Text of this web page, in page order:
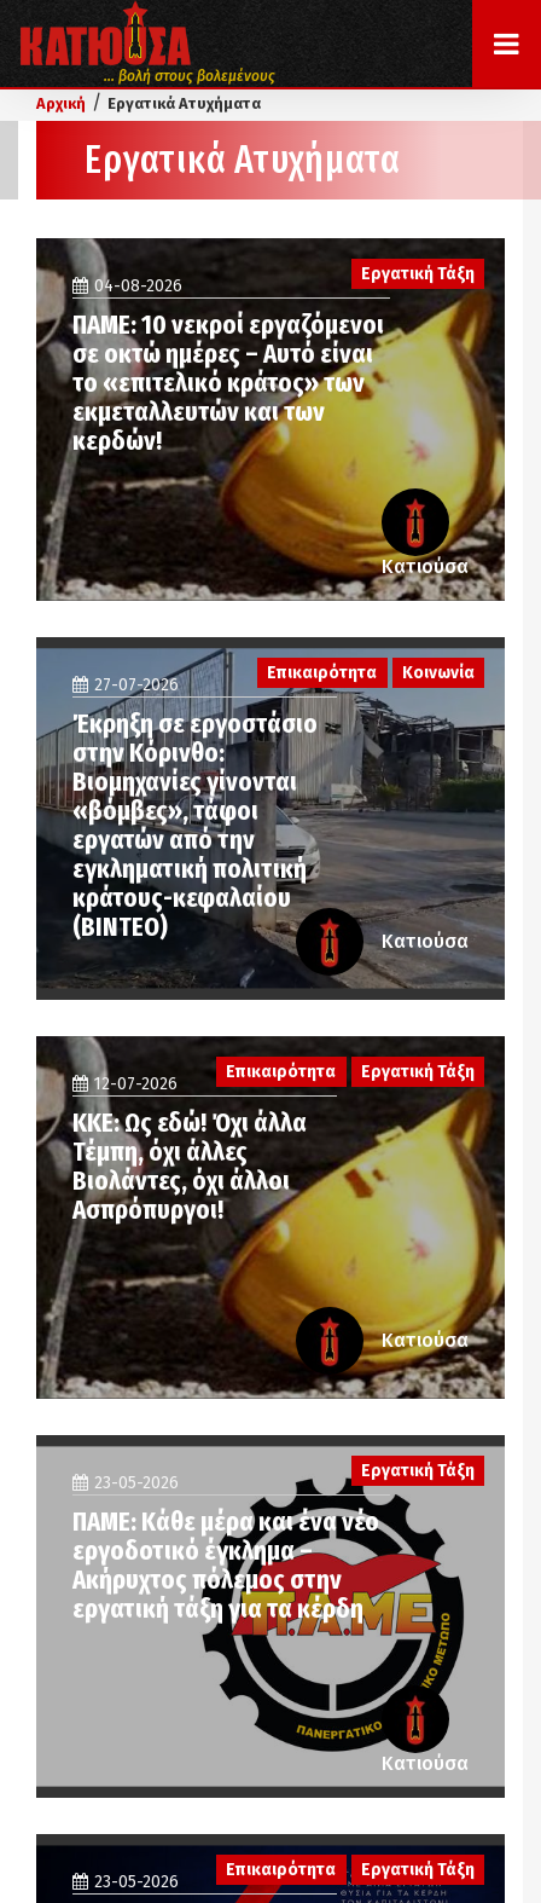
... βολή στους βολεμένους
Αρχική / Εργατικά Ατυχήματα
Εργατικά Ατυχήματα
Εργατική Τάξη
04-08-2026
ΠΑΜΕ: 10 νεκροί εργαζόμενοι
σε οκτώ ημέρες – Αυτό είναι
το «επιτελικό κράτος» των
εκμεταλλευτών και των
κερδών!
Κατιούσα
27-07-2026
Έκρηξη σε εργοστάσιο
στην Κόρινθο:
Βιομηχανίες γίνονται
«βόμβες», τάφοι
εργατών από την
εγκληματική πολιτική
κράτους-κεφαλαίου
(ΒΙΝΤΕΟ)
Επικαιρότητα Κοινωνία
Κατιούσα
12-07-2026
ΚΚΕ: Ως εδώ! Όχι άλλα
Τέμπη, όχι άλλες
Βιολάντες, όχι άλλοι
Ασπρόπυργοι!
Επικαιρότητα Εργατική Τάξη
Κατιούσα
Εργατική Τάξη
23-05-2026
ΠΑΜΕ: Κάθε μέρα και ένα νέο
εργοδοτικό έγκλημα –
Ακήρυχτος πόλεμος στην
εργατική τάξη για τα κέρδη
Κατιούσα
23-05-2026
Επικαιρότητα Εργατική Τάξη